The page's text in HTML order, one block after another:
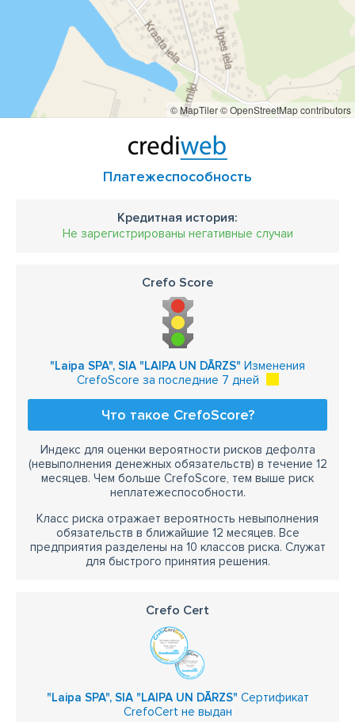
© MapTiler© OpenStreetMap contributors
Платежеспособность
Кредитная история:
Не зарегистрированы негативные случаи
Crefo Score
"Laipa SPA", SIA "LAIPA UN DĀRZS" Изменения
CrefoScore за последние 7 дней
Что такое CrefoScore?
Индекс для оценки вероятности рисков дефолта
(невыполнения денежных обязательств) в течение 12
месяцев. Чем больше CrefoScore, тем выше риск
неплатежеспособности.
Класс риска отражает вероятность невыполнения
обязательств в ближайшие 12 месяцев. Все
предприятия разделены на 10 классов риска. Служат
для быстрого принятия решения.
Crefo Cert
"Laipa SPA", SIA "LAIPA UN DĀRZS" Сертификат
CrefoCert не выдан